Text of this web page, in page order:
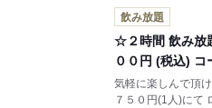
飲み放題
☆２時間 飲み放
００円 (税込)
気軽に楽しんで頂け
７５０円(1人)にて